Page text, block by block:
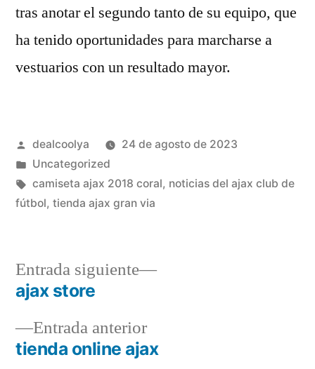
tras anotar el segundo tanto de su equipo, que
ha tenido oportunidades para marcharse a
vestuarios con un resultado mayor.
Publicado
por
dealcoolya
24 de agosto de 2023
Publicado
en
Uncategorized
Etiquetas:
camiseta ajax 2018 coral, noticias del ajax club de
fútbol, tienda ajax gran via
Navegación
deEntrada anteriorEntrada
anterior:
tienda online ajax
Entrada siguiente
Entrada
ajax store